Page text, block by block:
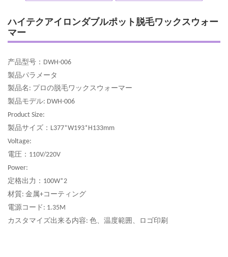
ハイテクアイロンダブルポット脱毛ワックスウォー
マー
产品型号 ： DWH-006
製品パラメータ
製品名 : プロの脱毛ワックス ウォーマー
製品モデル: DWH-006
Product Size:
製品サイズ： L377*W193*H133mm
Voltage:
電圧 ： 110V/220V
Power:
定格出力 ： 100W*2
材質: 金属+コーティング
電源コード : 1.35M
カスタマイズ出来る 内容: 色、温度範囲、ロゴ印刷